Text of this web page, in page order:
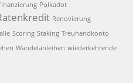
Polkadot
Renovierung
Scoring Staking Treuhandkonto
Wandelanleihen wiederkehrende